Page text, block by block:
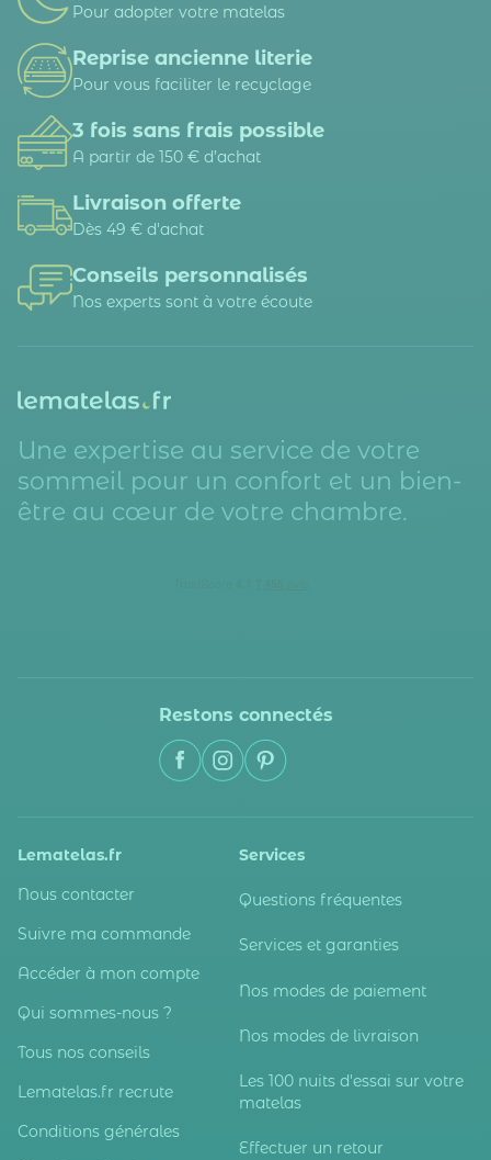
Pour adopter votre matelas
Reprise ancienne literie
Pour vous faciliter le recyclage
3 fois sans frais possible
A partir de 150 € d’achat
Livraison offerte
Dès 49 € d'achat
Conseils personnalisés
Nos experts sont à votre écoute
Une expertise au service de votre
sommeil pour un confort et un bien-
être au cœur de votre chambre.
Restons connectés
Lematelas.fr
Nous contacter
Suivre ma commande
Accéder à mon compte
Qui sommes-nous ?
Tous nos conseils
Lematelas.fr recrute
Conditions générales
Services
Questions fréquentes
Services et garanties
Nos modes de paiement
Nos modes de livraison
Les 100 nuits d'essai sur votre
matelas
Effectuer un retour